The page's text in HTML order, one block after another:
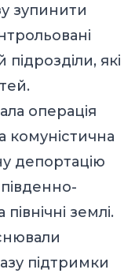
зупинити
які
операція
комуністична
депортацію
землі.
підтримки